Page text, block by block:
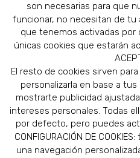
son necesarias para que
funcionar, no necesitan de tu
que tenemos activadas
únicas cookies que estarán
El resto de cookies sirven
personalizarla en base a
mostrarte publicidad
intereses personales. Todas
por defecto, pero puedes
CONFIGURACIÓN DE
una navegación